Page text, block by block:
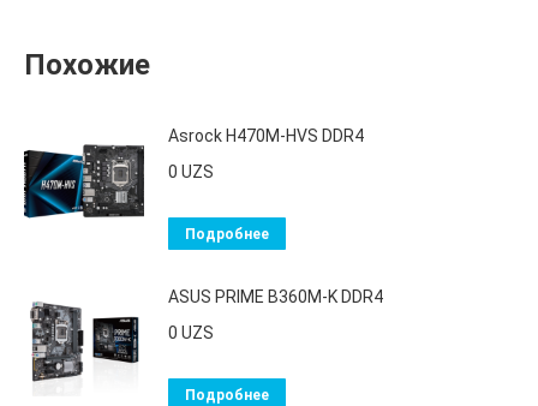
Похожие
Asrock H470M-HVS DDR4
0 UZS
Подробнее
ASUS PRIME B360M-K DDR4
0 UZS
Подробнее